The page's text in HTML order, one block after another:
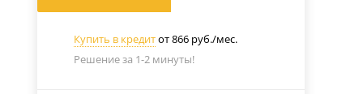
Купить в кредитот 866 руб./мес.
Решение за 1-2 минуты!